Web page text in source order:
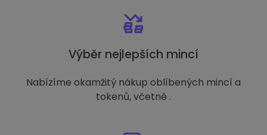
Výběr nejlepších mincí
Nabízíme okamžitý nákup oblíbených mincí a
tokenů, včetně .